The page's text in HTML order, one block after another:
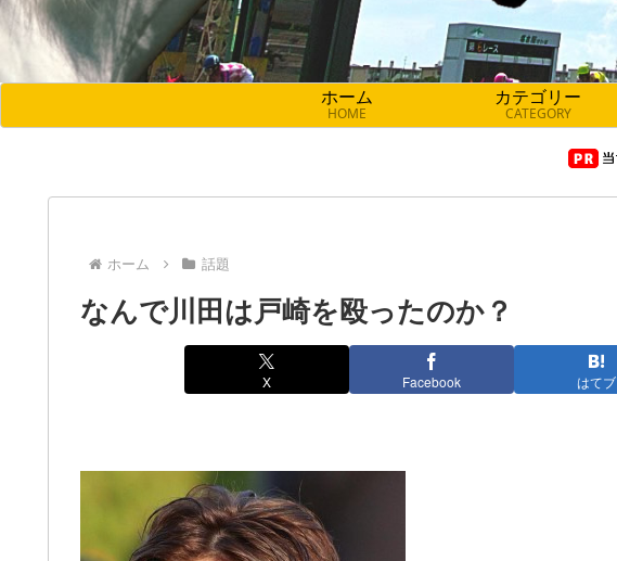
ホーム
HOME
カテゴリー
CATEGORY
ホーム 話題
なんで川田は戸崎を殴ったのか？
X Facebook はてブ